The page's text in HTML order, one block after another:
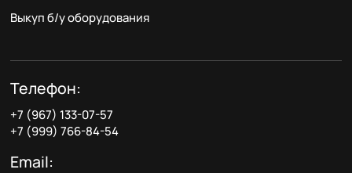
Выкуп б/у оборудования
Телефон:
+7 (967) 133-07-57
+7 (999) 766-84-54
Email: